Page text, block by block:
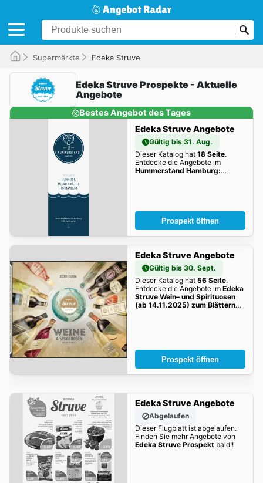
Supermärkte Edeka Struve
Edeka Struve Prospekte - Aktuelle
Angebote
Bestes Angebot des Tages
Edeka Struve Angebote
Gültig bis 31. Aug.
Dieser Katalog hat 18 Seite.
Entdecke die Angebote im
Hummerstand Hamburg:
Prospekt öffnen
Edeka Struve Angebote
Gültig bis 30. Sept.
Dieser Katalog hat 56 Seite.
Entdecke die Angebote im Edeka
Struve Wein– und Spirituosen
(ab 14.11.2025) zum Blättern
Prospekt öffnen
Edeka Struve Angebote
Abgelaufen
Dieser Flugblatt ist abgelaufen.
Finden Sie mehr Angebote von
Edeka Struve Prospektbald!!